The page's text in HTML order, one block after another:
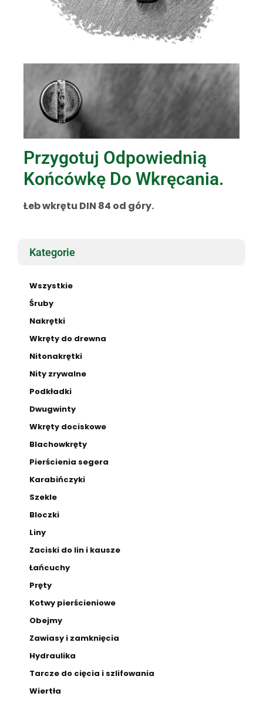
Kategorie
Wszystkie
Śruby
Nakrętki
Wkręty do drewna
Nitonakrętki
Nity zrywalne
Podkładki
Dwugwinty
Wkręty dociskowe
Blachowkręty
Pierścienia segera
Karabińczyki
Szekle
Bloczki
Liny
Zaciski do lin i kausze
Łańcuchy
Pręty
Kotwy pierścieniowe
Obejmy
Zawiasy i zamknięcia
Hydraulika
Tarcze do cięcia i szlifowania
Wiertła
Przygotuj Odpowiednią
Końcówkę Do Wkręcania.
Łeb wkrętu DIN 84 od góry.